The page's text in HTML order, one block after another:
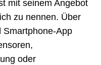
mit seinem Angebot
zu nennen. Über
Smartphone-App
oder